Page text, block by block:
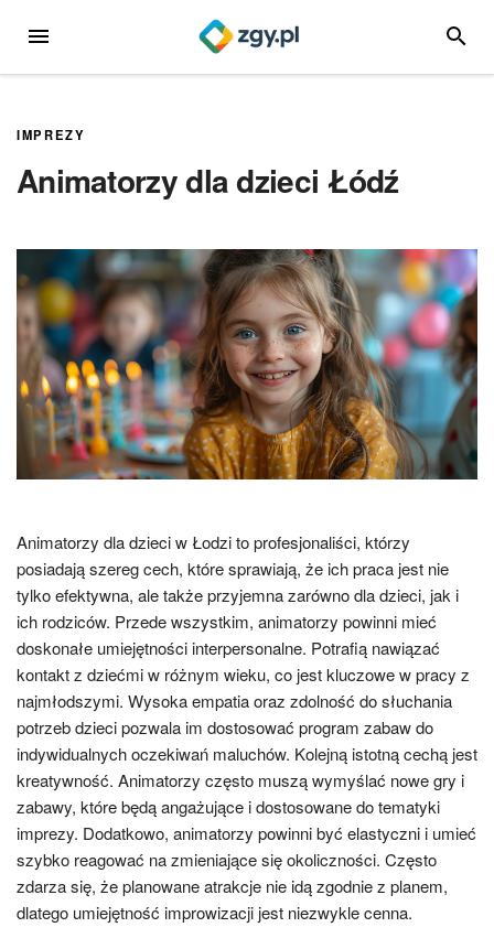
MENU
IMPREZY
Animatorzy dla dzieci Łódź
Animatorzy dla dzieci w Łodzi to profesjonaliści, którzy
posiadają szereg cech, które sprawiają, że ich praca jest nie
tylko efektywna, ale także przyjemna zarówno dla dzieci, jak i
ich rodziców. Przede wszystkim, animatorzy powinni mieć
doskonałe umiejętności interpersonalne. Potrafią nawiązać
kontakt z dziećmi w różnym wieku, co jest kluczowe w pracy z
najmłodszymi. Wysoka empatia oraz zdolność do słuchania
potrzeb dzieci pozwala im dostosować program zabaw do
indywidualnych oczekiwań maluchów. Kolejną istotną cechą jest
kreatywność. Animatorzy często muszą wymyślać nowe gry i
zabawy, które będą angażujące i dostosowane do tematyki
imprezy. Dodatkowo, animatorzy powinni być elastyczni i umieć
szybko reagować na zmieniające się okoliczności. Często
zdarza się, że planowane atrakcje nie idą zgodnie z planem,
dlatego umiejętność improwizacji jest niezwykle cenna.